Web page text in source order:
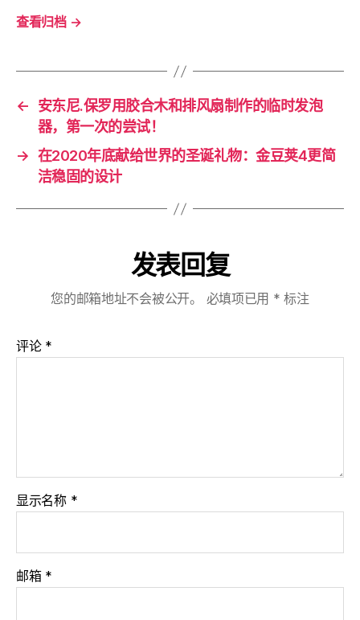
查看归档 →
←
安东尼.保罗用胶合木和排风扇制作的临时发泡
器，第一次的尝试！
→ 在2020年底献给世界的圣诞礼物：金豆荚4更简
洁稳固的设计
发表回复
您的邮箱地址不会被公开。 必填项已用 * 标注
评论 *
显示名称 *
邮箱 *